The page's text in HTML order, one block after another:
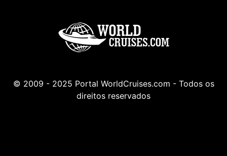
© 2009 - 2025 Portal WorldCruises.com - Todos os
direitos reservados